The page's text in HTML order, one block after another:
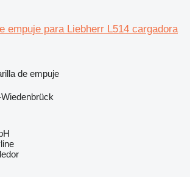
empuje para Liebherr L514 cargadora
de empuje